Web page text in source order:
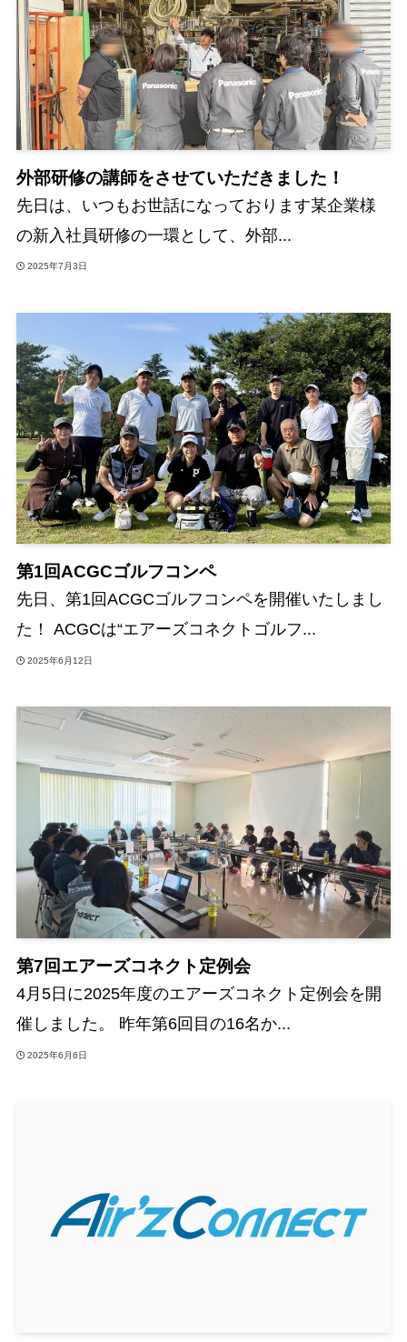
外部研修の講師をさせていただきました！
先日は、いつもお世話になっております某企業様
の新入社員研修の一環として、外部...
2025年7月3日
第1回ACGCゴルフコンペ
先日、第1回ACGCゴルフコンペを開催いたしまし
た！ ACGCは“エアーズコネクトゴルフ...
2025年6月12日
第7回エアーズコネクト定例会
4月5日に2025年度のエアーズコネクト定例会を開
催しました。 昨年第6回目の16名か...
2025年6月6日